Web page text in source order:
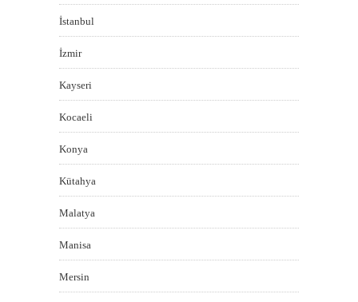
İstanbul
İzmir
Kayseri
Kocaeli
Konya
Kütahya
Malatya
Manisa
Mersin